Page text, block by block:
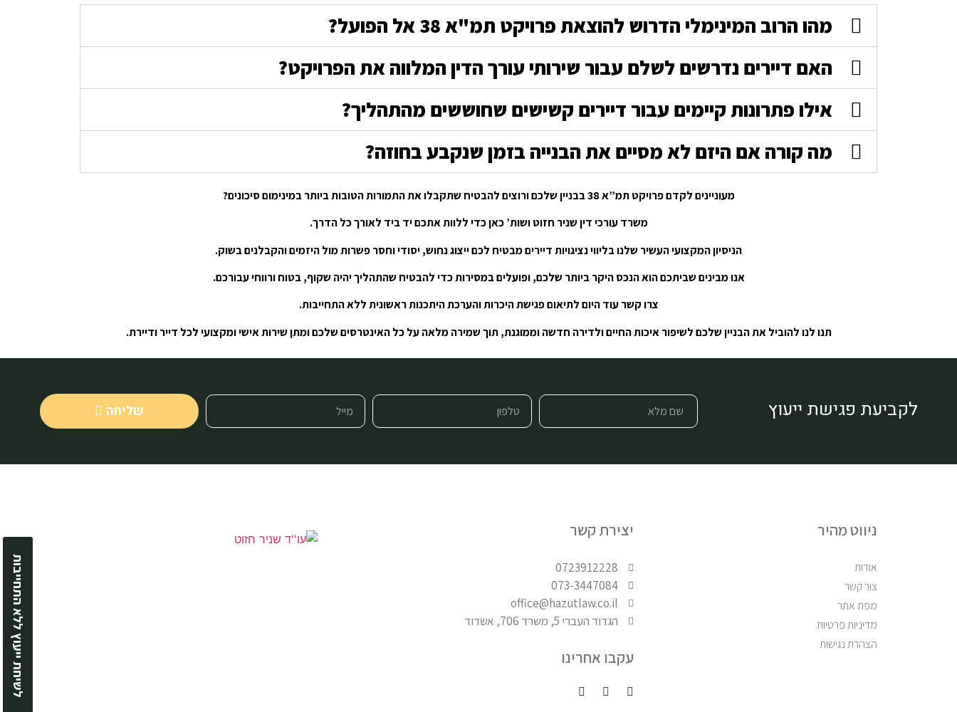
מהו הרוב המינימלי הדרוש להוצאת פרויקט תמ"א 38 אל הפועל?
האם דיירים נדרשים לשלם עבור שירותי עורך הדין המלווה את הפרויקט?
אילו פתרונות קיימים עבור דיירים קשישים שחוששים מהתהליך?
מה קורה אם היזם לא מסיים את הבנייה בזמן שנקבע בחוזה?
מעוניינים לקדם פרויקט תמ”א 38 בבניין שלכם ורוצים להבטיח שתקבלו את התמורות הטובות ביותר במינימום סיכונים?
משרד עורכי דין שניר חזוט ושות’ כאן כדי ללוות אתכם יד ביד לאורך כל הדרך.
הניסיון המקצועי העשיר שלנו בליווי נציגויות דיירים מבטיח לכם ייצוג נחוש, יסודי וחסר פשרות מול היזמים והקבלנים בשוק.
אנו מבינים שביתכם הוא הנכס היקר ביותר שלכם, ופועלים במסירות כדי להבטיח שהתהליך יהיה שקוף, בטוח ורווחי עבורכם.
צרו קשר עוד היום לתיאום פגישת היכרות והערכת היתכנות ראשונית ללא התחייבות.
תנו לנו להוביל את הבניין שלכם לשיפור איכות החיים ולדירה חדשה וממוגנת, תוך שמירה מלאה על כל האינטרסים שלכם ומתן שירות אישי ומקצועי לכל דייר ודיירת.
לקביעת פגישת ייעוץ שליחה
ניווט מהיר
אודות
צור קשר
מפת אתר
מדיניות פרטיות
הצהרת נגישות
יצירת קשר
0723912228
073-3447084
office@hazutlaw.co.il
הגדוד העברי 5, משרד 706, אשדוד
עקבו אחרינו לשיחת ייעוץ ללא התחייבות